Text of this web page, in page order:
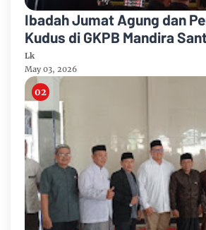
Ibadah Jumat Agung dan
Kudus di GKPB Mandira
Berlangsung Khidmat
Lk
May 03, 2026